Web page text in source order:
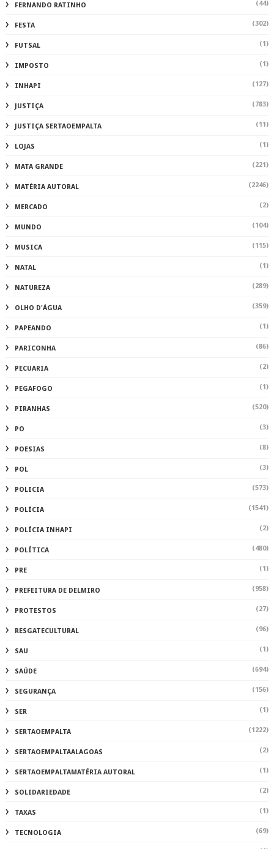
FERNANDO RATINHO (44)
FESTA (302)
FUTSAL (1)
IMPOSTO (1)
INHAPI (127)
JUSTIÇA (783)
JUSTIÇA SERTAOEMPALTA (11)
LOJAS (1)
MATA GRANDE (221)
MATÉRIA AUTORAL (2246)
MERCADO (2)
MUNDO (104)
MUSICA (115)
NATAL (1)
NATUREZA (289)
OLHO D'ÁGUA (359)
PAPEANDO (1)
PARICONHA (86)
PECUARIA (2)
PEGAFOGO (1)
PIRANHAS (520)
PO (3)
POESIAS (8)
POL (3)
POLICIA (573)
POLÍCIA (1541)
POLÍCIA INHAPI (2)
POLÍTICA (480)
PRE (1)
PREFEITURA DE DELMIRO (958)
PROTESTOS (27)
RESGATECULTURAL (96)
SAU (1)
SAÚDE (694)
SEGURANÇA (156)
SER (1)
SERTAOEMPALTA (1222)
SERTAOEMPALTAALAGOAS (2)
SERTAOEMPALTAMATÉRIA AUTORAL (1)
SOLIDARIEDADE (2)
TAXAS (1)
TECNOLOGIA (69)